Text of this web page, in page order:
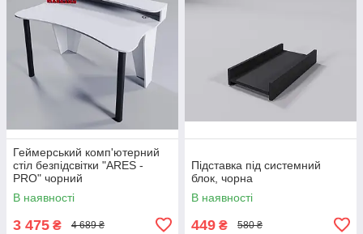
Геймерський комп'ютерний
стіл безпідсвітки "ARES -
PRO" чорний
В наявності
3 475 ₴ 4 689 ₴
Підставка під системний
блок, чорна
В наявності
449 ₴ 580 ₴